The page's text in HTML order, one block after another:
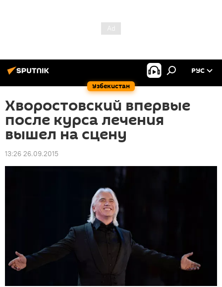
Узбекистан
РУС
Хворостовский впервые
после курса лечения
вышел на сцену
13:26 26.09.2015